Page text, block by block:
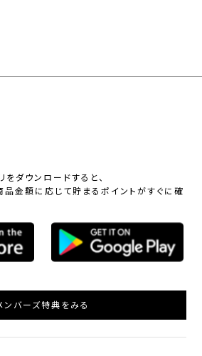
ダウンロードすると、
金額に応じて貯まるポイントがすぐに確
ンバーズ特典をみる